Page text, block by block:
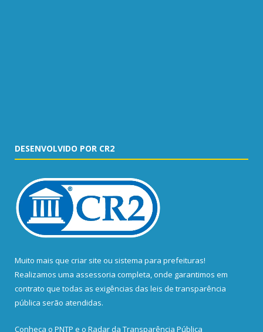
DESENVOLVIDO POR CR2
Muito mais que criar site ou sistema para prefeituras!
Realizamos uma assessoria completa, onde garantimos em
contrato que todas as exigências das leis de transparência
pública serão atendidas.
Conheça o PNTP e o Radar da Transparência Pública